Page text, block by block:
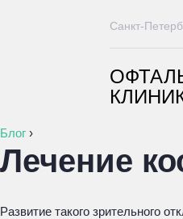
Санкт-
Блог ›
Лечение
Развитие такого зрительного